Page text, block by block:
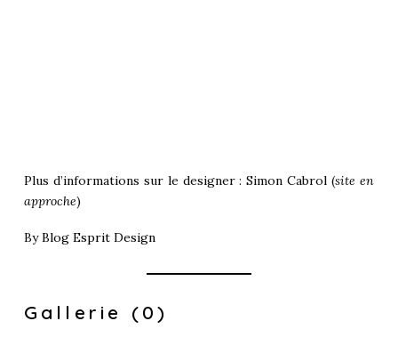
Plus d’informations sur le designer : Simon Cabrol (site en
approche)
ByBlog Esprit Design
Gallerie (0)